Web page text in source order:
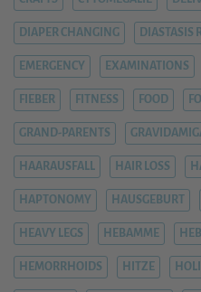
DIAPER CHANGING DIASTASIS
EMERGENCY EXAMINATIONS
FIEBER FITNESS FOOD
GRAND-PARENTS
HAARAUSFALL HAIR LOSS
HAPTONOMY HAUSGEBURT
HEAVY LEGS HEBAMME
HEMORRHOIDS HITZE